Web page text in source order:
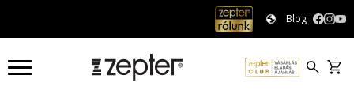
Blog